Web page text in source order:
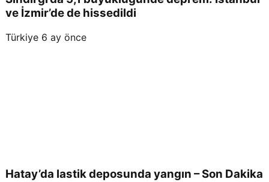
ve İzmir’de de hissedildi
Türkiye 6 ay önce
Hatay’da lastik deposunda yangın – Son Dakika